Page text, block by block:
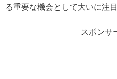
る重要な機会として大いに注
スポンサ